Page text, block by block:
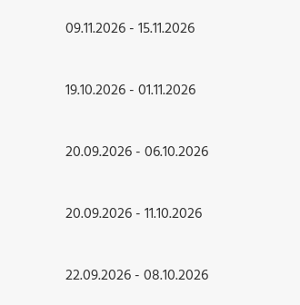
09.11.2026 - 15.11.2026
19.10.2026 - 01.11.2026
20.09.2026 - 06.10.2026
20.09.2026 - 11.10.2026
22.09.2026 - 08.10.2026